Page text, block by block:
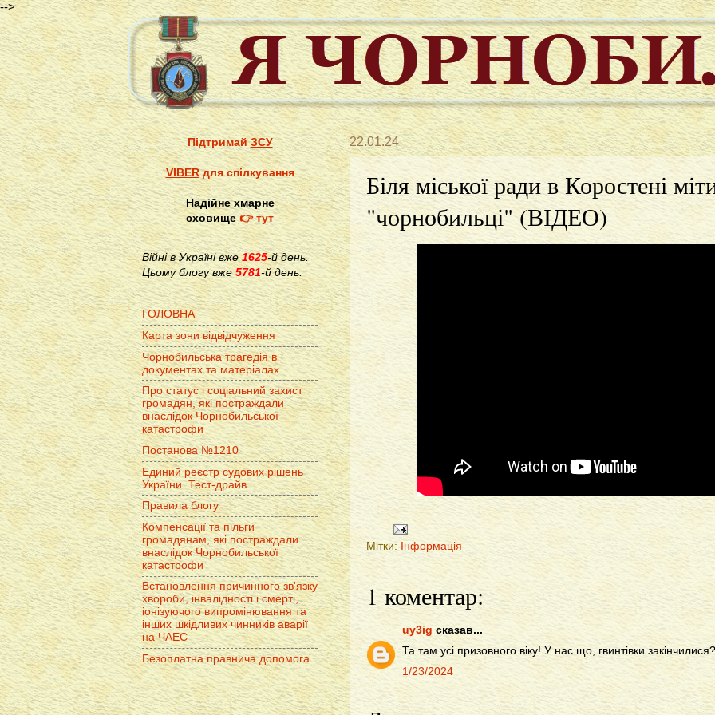
-->
22.01.24
Біля міської ради в Коростені
"чорнобильці" (ВІДЕО)
Мітки: Інформація
1 коментар:
uy3ig сказав...
Та там усі призовного віку! У нас що, гвинтівки закінчилися?
1/23/2024
ПідтримайЗСУ
VIBERдля спілкування
Надійне хмарне
сховище👉 тут
Війні в Україні вже1625-й день.
Цьому блогу вже 5781-й день.
ГОЛОВНА
Карта зони відвідчуження
Чорнобильська трагедія в
документах та матеріалах
Про статус і соціальний захист
громадян, які постраждали
внаслідок Чорнобильської
катастрофи
Постанова №1210
Единий реєстр судових рішень
України. Тест-драйв
Правила блогу
Компенсації та пільги
громадянам, які постраждали
внаслідок Чорнобильської
катастрофи
Встановлення причинного зв'язку
хвороби, інвалідності і смерті,
іонізуючого випромінювання та
інших шкідливих чинників аварії
на ЧАЕС
Безоплатна правнича допомога